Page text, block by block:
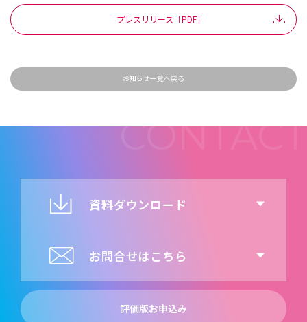
プレスリリース［PDF］
お知らせ一覧へ戻る
資料ダウンロード
お問合せはこちら
評価版お申込み